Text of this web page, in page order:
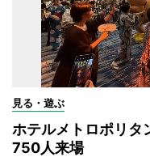
見る・遊ぶ
ホテルメトロポリ
750人来場